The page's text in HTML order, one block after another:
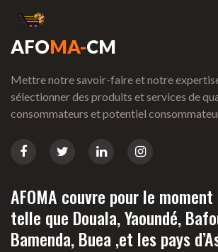
AFOMA-CM
Mettre notre savoir-faire et notre
sélectionner des produits et services de
consommateurs et potentiel
AFOMA couvre pour le
telle que Douala, Yaoundé,
Bamenda, Buea ,et les pays